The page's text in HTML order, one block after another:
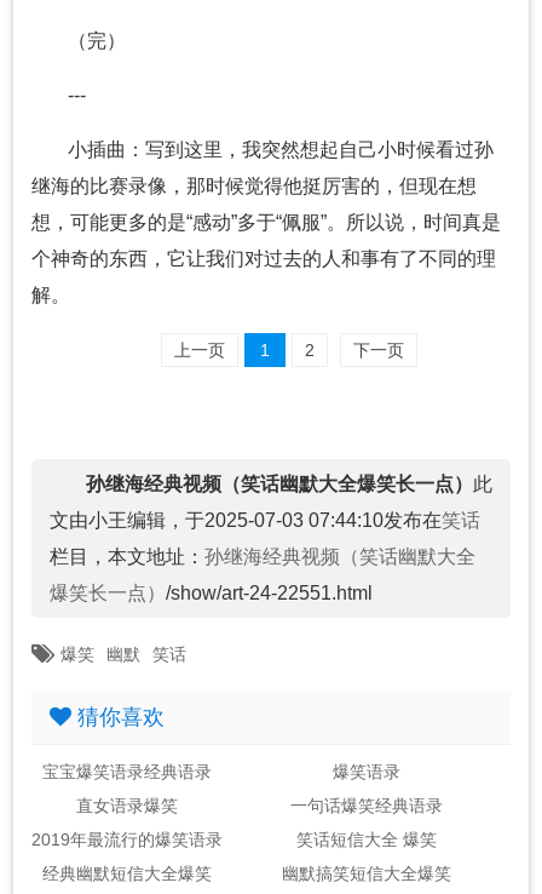
（完）
---
小插曲：写到这里，我突然想起自己小时候看过孙
继海的比赛录像，那时候觉得他挺厉害的，但现在想
想，可能更多的是“感动”多于“佩服”。所以说，时间真是
个神奇的东西，它让我们对过去的人和事有了不同的理
解。
上一页 1 2 下一页
孙继海经典视频（笑话幽默大全爆笑长一点） 此
文由小王编辑，于2025-07-03 07:44:10发布在笑话
栏目，本文地址： 孙继海经典视频（笑话幽默大全
爆笑长一点） /show/art-24-22551.html
爆笑 幽默 笑话
猜你喜欢
宝宝爆笑语录经典语录
爆笑语录
直女语录爆笑
一句话爆笑经典语录
2019年最流行的爆笑语录
笑话短信大全 爆笑
经典幽默短信大全爆笑
幽默搞笑短信大全爆笑